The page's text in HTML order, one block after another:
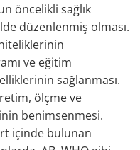
öncelikli sağlık
düzenlenmiş olması.
ve eğitim
sağlanması.
ölçme ve
benimsenmesi.
içinde bulunan